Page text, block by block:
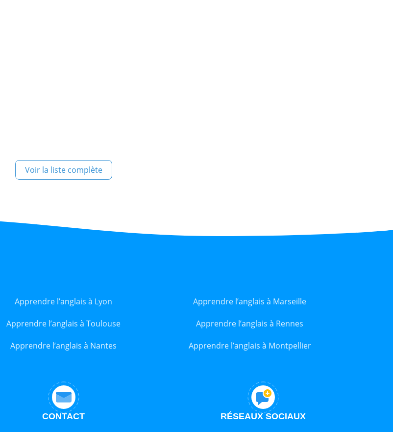
Voir la liste complète
Apprendre l’anglais à Lyon Apprendre l’anglais à Marseille
Apprendre l’anglais à Toulouse Apprendre l’anglais à Rennes
Apprendre l’anglais à Nantes Apprendre l’anglais à Montpellier
CONTACT RÉSEAUX SOCIAUX